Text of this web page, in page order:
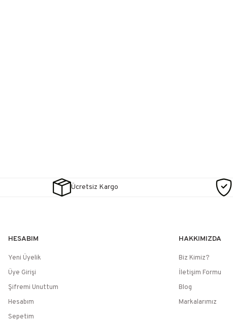
Ücretsiz Kargo
HESABIM
Yeni Üyelik
Üye Girişi
Şifremi Unuttum
Hesabım
Sepetim
HAKKIMIZDA
Biz Kimiz?
İletişim Formu
Blog
Markalarımız